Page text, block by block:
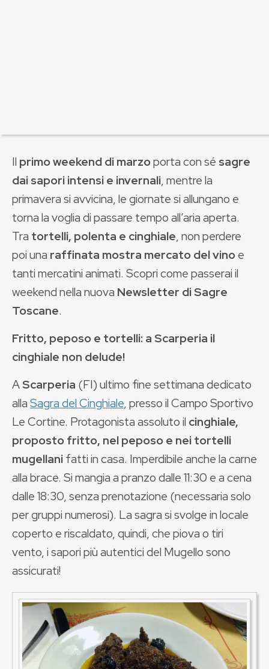
Il primo weekend di marzoporta con sé sagre
dai sapori intensi e invernali, mentre la
primavera si avvicina, le giornate si allungano e
torna la voglia di passare tempo all’aria aperta.
Tra tortelli, polenta e cinghiale, non perdere
poi una raffinata mostra mercato del vinoe
tanti mercatini animati. Scopri come passerai il
weekend nella nuova Newsletter di Sagre
Toscane.
Fritto, peposo e tortelli: a Scarperia il
cinghiale non delude!
AScarperia (FI) ultimo fine settimana dedicato
allaSagra del Cinghiale, presso il Campo Sportivo
Le Cortine. Protagonista assoluto il cinghiale,
proposto fritto, nel peposo e nei tortelli
mugellanifatti in casa. Imperdibile anche la carne
alla brace. Si mangia a pranzo dalle 11:30 e a cena
dalle 18:30, senza prenotazione (necessaria solo
per gruppi numerosi). La sagra si svolge in locale
coperto e riscaldato, quindi, che piova o tiri
vento, i sapori più autentici del Mugello sono
assicurati!